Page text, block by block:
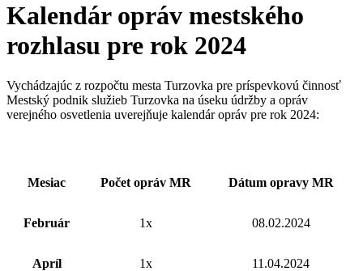
Kalendár opráv mestského
rozhlasu pre rok 2024
Vychádzajúc z rozpočtu mesta Turzovka pre príspevkovú činnosť
Mestský podnik služieb Turzovka na úseku údržby a opráv
verejného osvetlenia uverejňuje kalendár opráv pre rok 2024:
Mesiac Počet opráv MR Dátum opravy MR
Február 1x 08.02.2024
Apríl 1x 11.04.2024